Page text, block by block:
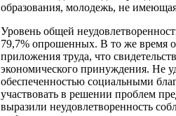
образования, молодежь, не
Уровень общей
79,7% опрошенных. В то же время
приложения труда, что
экономического принуждения. Не
обеспеченностью социальными
участвовать в решении проблем
выразили неудовлетворенность